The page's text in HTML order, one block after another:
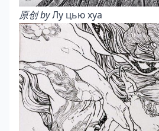
原创 byЛу цью хуа